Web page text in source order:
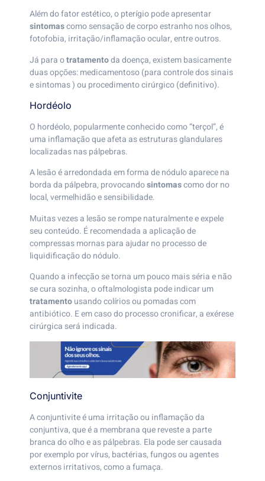
Além do fator estético, o pterígio pode apresentar
sintomascomo sensação de corpo estranho nos olhos,
fotofobia, irritação/inflamação ocular, entre outros.
Já para otratamentoda doença, existem basicamente
duas opções: medicamentoso (para controle dos sinais
e sintomas ) ou procedimento cirúrgico (definitivo).
Hordéolo
O hordéolo, popularmente conhecido como “terçol”, é
uma inflamação que afeta as estruturas glandulares
localizadas nas pálpebras.
A lesão é arredondada em forma de nódulo aparece na
borda da pálpebra, provocandosintomascomo dor no
local, vermelhidão e sensibilidade.
Muitas vezes a lesão se rompe naturalmente e expele
seu conteúdo. É recomendada a aplicação de
compressas mornas para ajudar no processo de
liquidificação do nódulo.
Quando a infecção se torna um pouco mais séria e não
se cura sozinha, o oftalmologista pode indicar um
tratamentousando colírios ou pomadas com
antibiótico. E em caso do processo cronificar, a exérese
cirúrgica será indicada.
Conjuntivite
A conjuntivite é uma irritação ou inflamação da
conjuntiva, que é a membrana que reveste a parte
branca do olho e as pálpebras. Ela pode ser causada
por exemplo por vírus, bactérias, fungos ou agentes
externos irritativos, como a fumaça.